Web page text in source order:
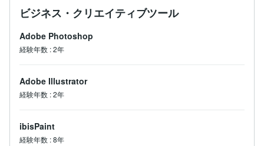
ビジネス・クリエイティブツール
Adobe Photoshop
経験年数 :2年
Adobe Illustrator
経験年数 :2年
ibisPaint
経験年数 :8年